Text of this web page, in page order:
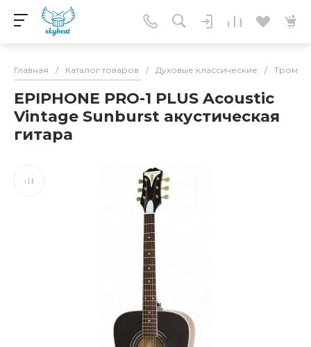
Главная / Каталог товаров / Духовые классические /
EPIPHONE PRO-1 PLUS Acoustic
Vintage Sunburst акустическая
гитара